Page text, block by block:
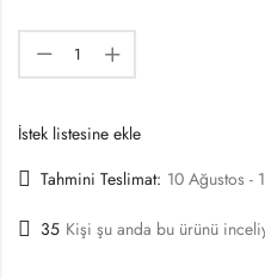
İstek listesine ekle
Tahmini Teslimat: 10 Ağustos -
35 Kişi şu anda bu ürünü